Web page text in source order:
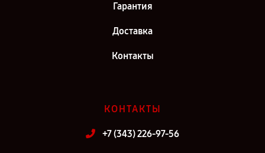
Гарантия
Доставка
Контакты
КОНТАКТЫ
+7 (343) 226-97-56